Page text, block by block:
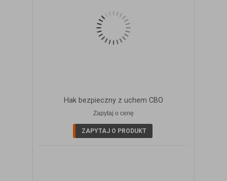
Hak bezpieczny z uchem CBO
Zapytaj o cenę
ZAPYTAJ O PRODUKT
ZOBACZ SZCZEGÓŁY